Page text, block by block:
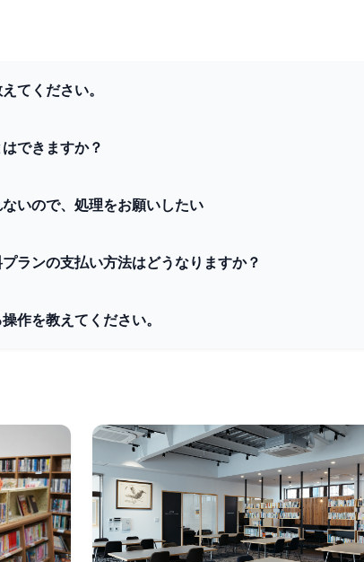
てください。
できますか？
いので、処理をお願いしたい
ランの支払い方法はどうなりますか？
作を教えてください。